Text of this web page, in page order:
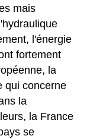
mais
l'énergie
fortement
la
qui concerne
la
la France
se